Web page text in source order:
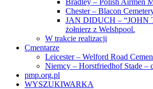
Bradley – Polish Airmen
Chester – Blacon
JAN DIDUCH – “JOHN
żołnierz z Welshpool.
W trakcie realizacji
Cmentarze
Leicester – Welford Road
Niemcy – Horstfriedhof Stade –
pmp.org.pl
WYSZUKIWARKA